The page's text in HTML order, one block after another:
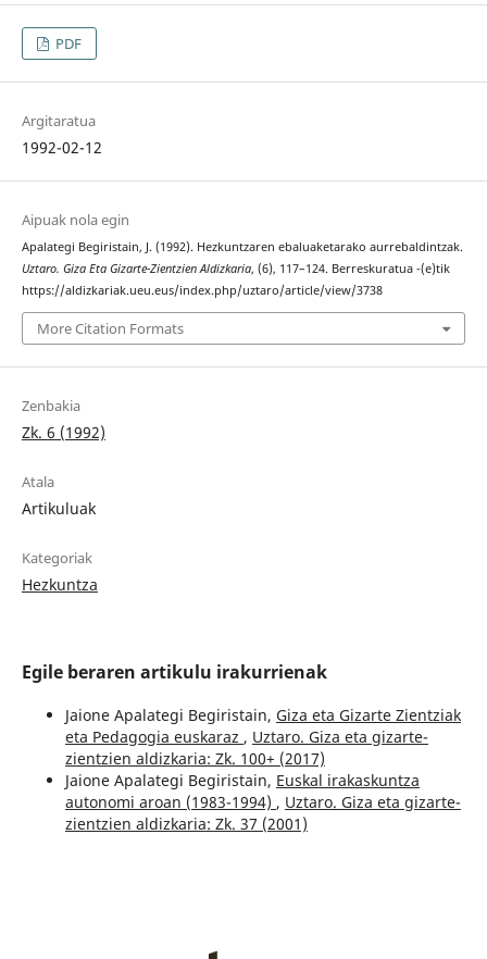
PDF
Argitaratua
1992-02-12
Aipuak nola egin
Apalategi Begiristain, J. (1992). Hezkuntzaren ebaluaketarako aurrebaldintzak.
Uztaro. Giza Eta Gizarte-Zientzien Aldizkaria, (6), 117–124. Berreskuratua -(e)tik
https://aldizkariak.ueu.eus/index.php/uztaro/article/view/3738
More Citation Formats
Zenbakia
Zk. 6 (1992)
Atala
Artikuluak
Kategoriak
Hezkuntza
Egile beraren artikulu irakurrienak
Jaione Apalategi Begiristain, Giza eta Gizarte Zientziak
eta Pedagogia euskaraz , Uztaro. Giza eta gizarte-
zientzien aldizkaria: Zk. 100+ (2017)
Jaione Apalategi Begiristain, Euskal irakaskuntza
autonomi aroan (1983-1994) , Uztaro. Giza eta gizarte-
zientzien aldizkaria: Zk. 37 (2001)